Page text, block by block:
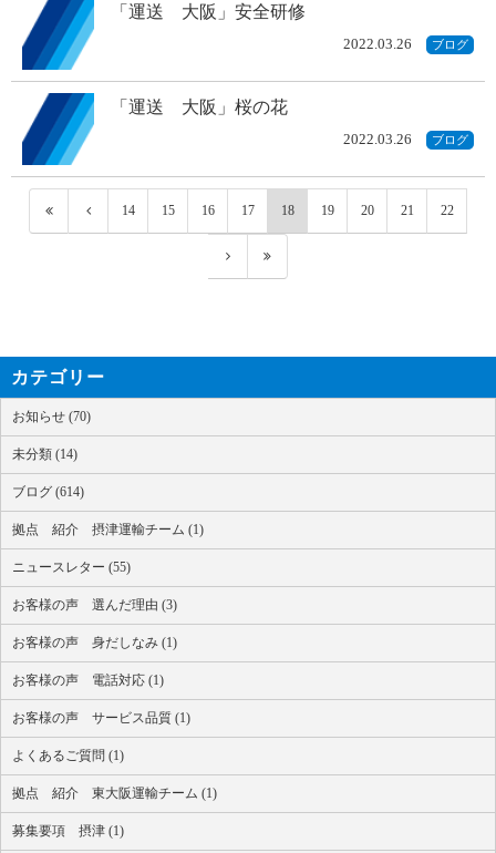
「運送 大阪」安全研修
2022.03.26 ブログ
「運送 大阪」桜の花
2022.03.26 ブログ
14 15 16 17 18 19 20 21 22
カテゴリー
お知らせ (70)
未分類 (14)
ブログ (614)
拠点 紹介 摂津運輸チーム (1)
ニュースレター (55)
お客様の声 選んだ理由 (3)
お客様の声 身だしなみ (1)
お客様の声 電話対応 (1)
お客様の声 サービス品質 (1)
よくあるご質問 (1)
拠点 紹介 東大阪運輸チーム (1)
募集要項 摂津 (1)